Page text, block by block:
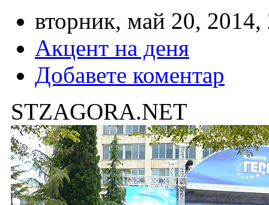
вторник, май 20, 2014,
Акцент на деня
Добавете коментар
STZAGORA.NET